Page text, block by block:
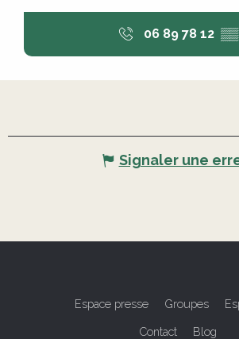
06 89 78 12 ▒▒
Signaler une
Espace presse Groupes
Contact Blog